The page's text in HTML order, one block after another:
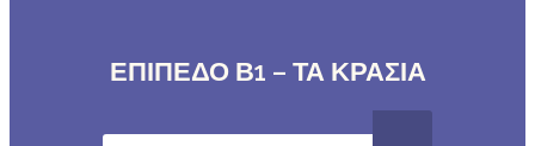
ΕΠΙΠΕΔΟ Β1 – ΤΑ ΚΡΑΣΙΑ